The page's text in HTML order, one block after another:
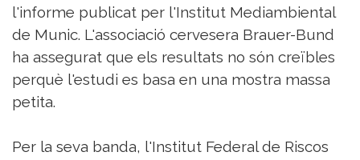
l'informe publicat per l'Institut Mediambiental
de Munic. L'associació cervesera Brauer-Bund
ha assegurat que els resultats no són creïbles
perquè l'estudi es basa en una mostra massa
petita.
Per la seva banda, l'Institut Federal de Riscos